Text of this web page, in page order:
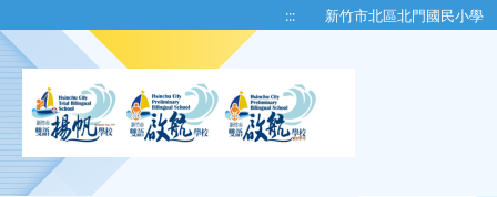
::: 新竹市北區北門國民小學